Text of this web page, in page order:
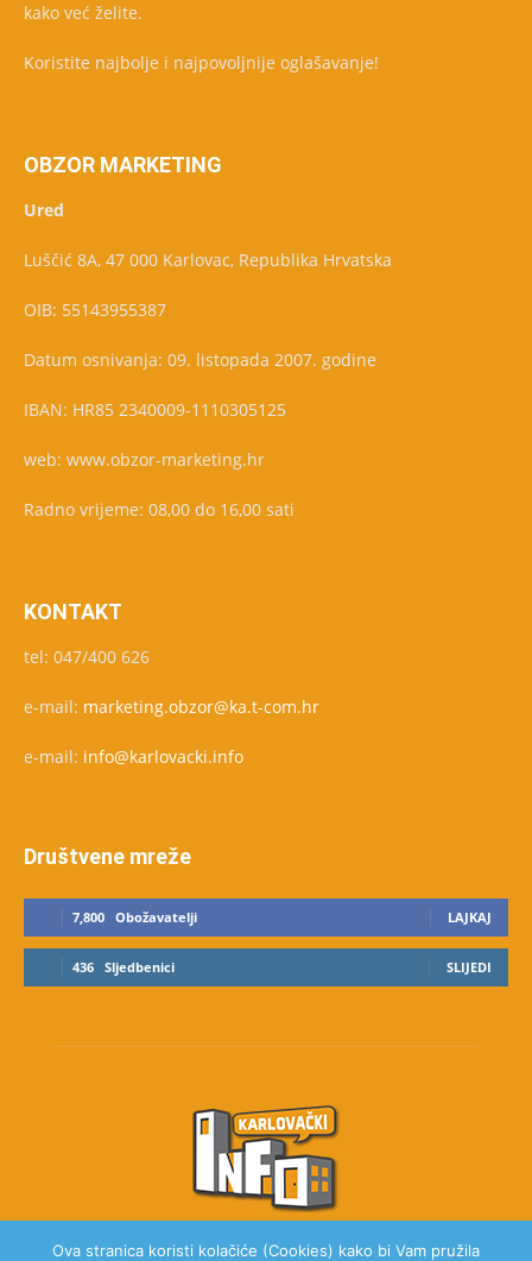
kako već želite.
Koristite najbolje i najpovoljnije oglašavanje!
OBZOR MARKETING
Ured
Luščić 8A, 47 000 Karlovac, Republika Hrvatska
OIB: 55143955387
Datum osnivanja: 09. listopada 2007. godine
IBAN: HR85 2340009-1110305125
web: www.obzor-marketing.hr
Radno vrijeme: 08,00 do 16,00 sati
KONTAKT
tel: 047/400 626
e-mail: marketing.obzor@ka.t-com.hr
e-mail: info@karlovacki.info
Društvene mreže
7,800 Obožavatelji LAJKAJ
436 Sljedbenici SLIJEDI
Ova stranica koristi kolačiće (Cookies) kako bi Vam pružila